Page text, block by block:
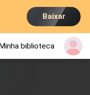
Baixar
biblioteca